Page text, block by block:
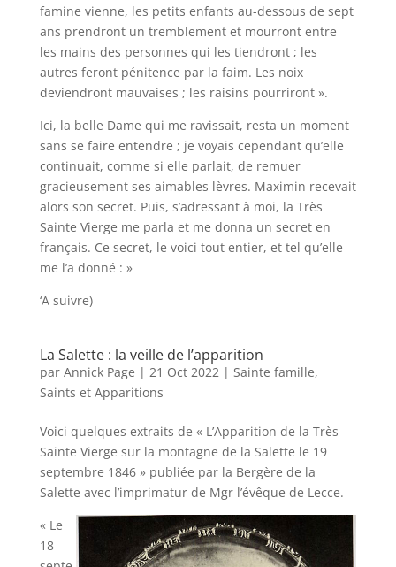
famine vienne, les petits enfants au-dessous de sept
ans prendront un tremblement et mourront entre
les mains des personnes qui les tiendront ; les
autres feront pénitence par la faim. Les noix
deviendront mauvaises ; les raisins pourriront ».
Ici, la belle Dame qui me ravissait, resta un moment
sans se faire entendre ; je voyais cependant qu’elle
continuait, comme si elle parlait, de remuer
gracieusement ses aimables lèvres. Maximin recevait
alors son secret. Puis, s’adressant à moi, la Très
Sainte Vierge me parla et me donna un secret en
français. Ce secret, le voici tout entier, et tel qu’elle
me l’a donné : »
‘A suivre)
La Salette : la veille de l’apparition
par Annick Page | 21 Oct 2022| Sainte famille,
Saints et Apparitions
Voici quelques extraits de « L’Apparition de la Très
Sainte Vierge sur la montagne de la Salette le 19
septembre 1846 » publiée par la Bergère de la
Salette avec l’imprimatur de Mgr l’évêque de Lecce.
« Le
18